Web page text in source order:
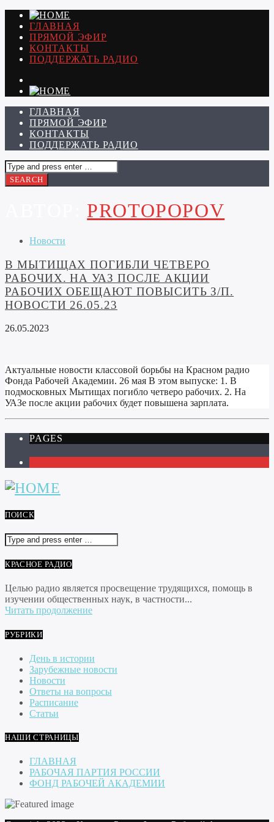
ГЛАВНАЯ
ПРЯМОЙ ЭФИР
КОНТАКТЫ
ПОДДЕРЖАТЬ РАДИО
ГЛАВНАЯ
ПРЯМОЙ ЭФИР
КОНТАКТЫ
ПОДДЕРЖАТЬ РАДИО
PROTOPOPOV
Новости
В МЫТИЩАХ ПОГИБЛИ ЧЕТВЕРО
РАБОЧИХ. НА УАЗ ПОСЛЕ АКЦИИ
РАБОЧИХ ОБЕЩАЮТ ПОВЫСИТЬ З/П.
НОВОСТИ 26.05.23
26.05.2023
Актуальные новости классовой борьбы на Красном радио
Фонда Рабочей Академии. 26 мая В этом выпуске: 1. В
подмосковных Мытищах погибло четверо рабочих. 2. На
УАЗе после акции рабочих будет повышена зарплата.
PAGES
ПОИСК
КРАСНОЕ РАДИО
Целью радио является просвещение трудящихся, помощь в
изучении общественных наук, в частности...
Читать продолжение
РУБРИКИ
День в истории
Зарубежные новости
Новости
Ответы на вопросы
Расписание
Статьи
НАШИ СТРАНИЦЫ
ГЛАВНАЯ
РАБОЧАЯ ПАРТИЯ РОССИИ
ФОНД РАБОЧЕЙ АКАДЕМИИ